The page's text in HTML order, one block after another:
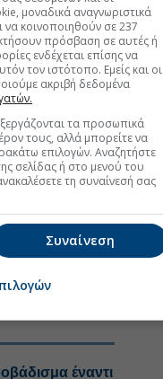
του 2023
μιας
ετών, «κρίθηκε
του
αυτοδυναμία δεν
πολιτικής
αφήγημα
έναντι
μοναδικά αναγνωριστικά
να κοινοποιηθούν σε 237
πρόσβαση σε αυτές ή
ενδέχεται επίσης να
τον ιστότοπο. Εμείς και οι
ακριβή δεδομένα
τα προσωπικά
τους, αλλά μπορείτε να
επιλογών. Αναζητήστε
σελίδας ή στο μενού του
τη συναίνεσή σας
Συναίνεση